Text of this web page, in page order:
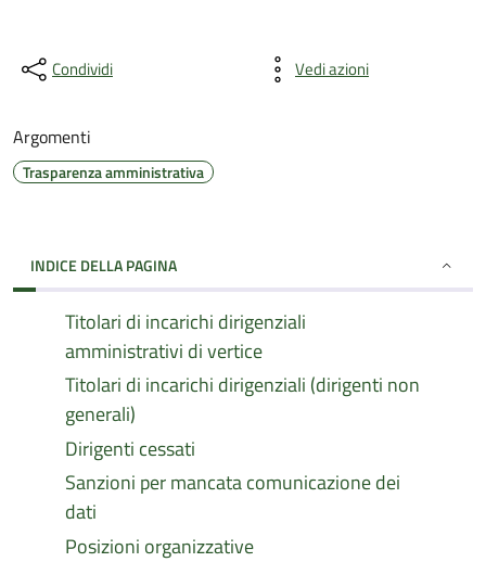
Condividi Vedi azioni
Argomenti
Trasparenza amministrativa
INDICE DELLA PAGINA
Titolari di incarichi dirigenziali
amministrativi di vertice
Titolari di incarichi dirigenziali (dirigenti non
generali)
Dirigenti cessati
Sanzioni per mancata comunicazione dei
dati
Posizioni organizzative